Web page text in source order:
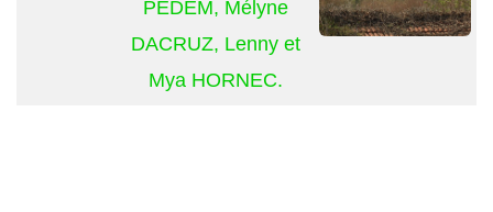
PEDEM, Mélyne
DACRUZ, Lenny et
Mya HORNEC.